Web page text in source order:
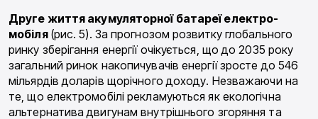
Друге життя акумуляторної батареї електро­
мобіля (рис. 5). За прогнозом розвитку глобально­го
ринку зберігання енергії очікується, що до 2035 року
загальний ринок накопичувачів енергії зросте до 546
мільярдів доларів щорічного доходу. Незва­жаючи на
те, що електромобілі рекламуються як екологічна
альтернатива двигунам внутрішнього згоряння та